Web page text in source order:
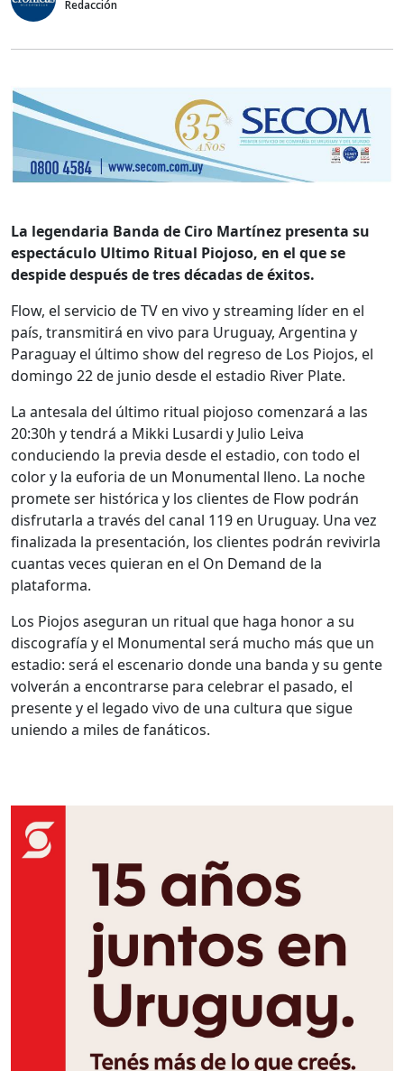
Redacción
La legendaria Banda de Ciro Martínez presenta su
espectáculo Ultimo Ritual Piojoso, en el que se
despide después de tres décadas de éxitos.
Flow, el servicio de TV en vivo y streaming líder en el
país, transmitirá en vivo para Uruguay, Argentina y
Paraguay el último show del regreso de Los Piojos, el
domingo 22 de junio desde el estadio River Plate.
La antesala del último ritual piojoso comenzará a las
20:30h y tendrá a Mikki Lusardi y Julio Leiva
conduciendo la previa desde el estadio, con todo el
color y la euforia de un Monumental lleno. La noche
promete ser histórica y los clientes de Flow podrán
disfrutarla a través del canal 119 en Uruguay. Una vez
finalizada la presentación, los clientes podrán revivirla
cuantas veces quieran en el On Demand de la
plataforma.
Los Piojos aseguran un ritual que haga honor a su
discografía y el Monumental será mucho más que un
estadio: será el escenario donde una banda y su gente
volverán a encontrarse para celebrar el pasado, el
presente y el legado vivo de una cultura que sigue
uniendo a miles de fanáticos.